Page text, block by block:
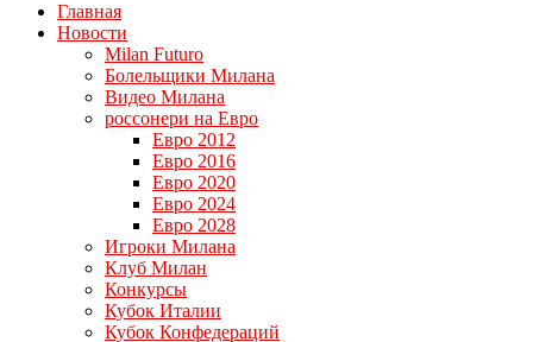
Главная
Новости
Milan Futuro
Болельщики Милана
Видео Милана
россонери на Евро
Евро 2012
Евро 2016
Евро 2020
Евро 2024
Евро 2028
Игроки Милана
Клуб Милан
Конкурсы
Кубок Италии
Кубок Конфедераций